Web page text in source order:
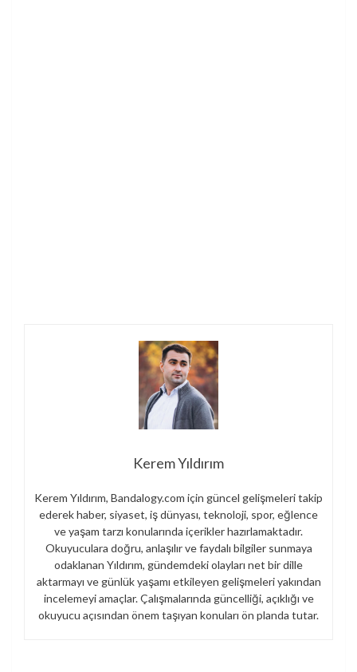
Kerem Yıldırım
Kerem Yıldırım, Bandalogy.com için güncel gelişmeleri takip
ederek haber, siyaset, iş dünyası, teknoloji, spor, eğlence
ve yaşam tarzı konularında içerikler hazırlamaktadır.
Okuyuculara doğru, anlaşılır ve faydalı bilgiler sunmaya
odaklanan Yıldırım, gündemdeki olayları net bir dille
aktarmayı ve günlük yaşamı etkileyen gelişmeleri yakından
incelemeyi amaçlar. Çalışmalarında güncelliği, açıklığı ve
okuyucu açısından önem taşıyan konuları ön planda tutar.